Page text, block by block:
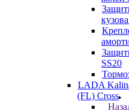
SS20
LADA
(FL) Cross